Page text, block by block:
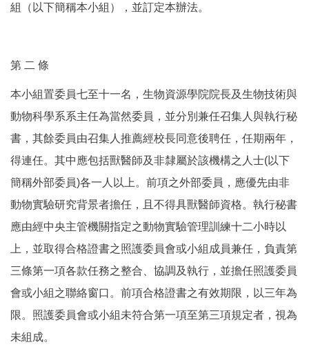
組（以下簡稱本小組），並訂定本辦法。
第 二 條
本小組置委員七至十一名，生物資源學院院長及生物技術與
動物科學系系主任為當然委員，並分別兼任召集人與執行秘
書，其餘委員由召集人推薦經校長同意後聘任，任期兩年，
得連任。其中應包括獸醫師及非隸屬於該機構之人士(以下
簡稱外部委員)各一人以上。前項之外部委員，應優先由非
動物實驗研究背景者擔任，且不得具獸醫師資格。執行秘書
應由經中央主管機關指定之動物實驗管理訓練十二小時以
上，並取得合格證書之照護委員會或小組成員兼任，負責第
三條第一項各款任務之整合、協調及執行，並擔任照護委員
會或小組之聯絡窗口。前項合格證書之有效期限，以三年為
限。照護委員會或小組未符合第一項至第三項規定者，視為
未組成。